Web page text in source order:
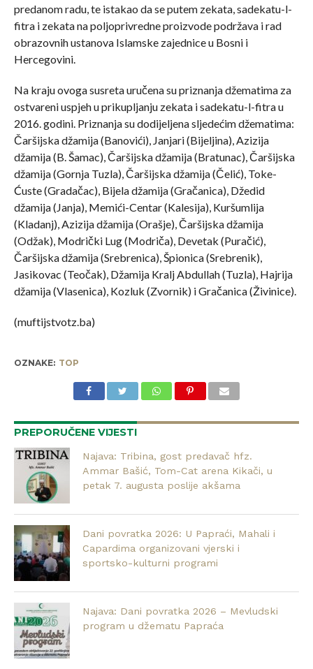
predanom radu, te istakao da se putem zekata, sadekatu-l-
fitra i zekata na poljoprivredne proizvode podržava i rad
obrazovnih ustanova Islamske zajednice u Bosni i
Hercegovini.
Na kraju ovoga susreta uručena su priznanja džematima za
ostvareni uspjeh u prikupljanju zekata i sadekatu-l-fitra u
2016. godini. Priznanja su dodijeljena sljedećim džematima:
Čaršijska džamija (Banovići), Janjari (Bijeljina), Azizija
džamija (B. Šamac), Čaršijska džamija (Bratunac), Čaršijska
džamija (Gornja Tuzla), Čaršijska džamija (Čelić), Toke-
Ćuste (Gradačac), Bijela džamija (Gračanica), Džedid
džamija (Janja), Memići-Centar (Kalesija), Kuršumlija
(Kladanj), Azizija džamija (Orašje), Čaršijska džamija
(Odžak), Modrički Lug (Modriča), Devetak (Puračić),
Čaršijska džamija (Srebrenica), Špionica (Srebrenik),
Jasikovac (Teočak), Džamija Kralj Abdullah (Tuzla), Hajrija
džamija (Vlasenica), Kozluk (Zvornik) i Gračanica (Živinice).
(muftijstvotz.ba)
OZNAKE: TOP
PREPORUČENE VIJESTI
Najava: Tribina, gost predavač hfz.
Ammar Bašić, Tom-Cat arena Kikači, u
petak 7. augusta poslije akšama
Dani povratka 2026: U Papraći, Mahali i
Capardima organizovani vjerski i
sportsko-kulturni programi
Najava: Dani povratka 2026 – Mevludski
program u džematu Papraća